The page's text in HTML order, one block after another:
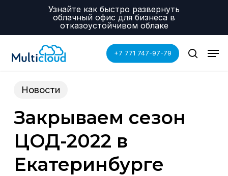
Узнайте как быстро развернуть
облачный офис для бизнеса в
отказоустойчивом облаке
+7 771 747-97-79
search
Новости
Закрываем сезон
ЦОД-2022 в
Екатеринбурге